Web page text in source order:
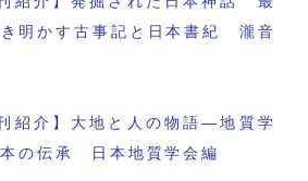
明かす古事記と日本書紀 瀧音
刊紹介】大地と人の物語―地質学
の伝承 日本地質学会編